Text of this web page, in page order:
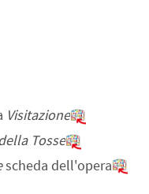
Visitazione
Tosse
scheda dell'opera